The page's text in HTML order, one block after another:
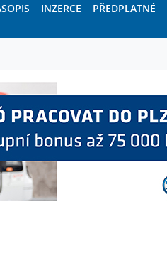
INZERCE PŘEDPLATNÉ